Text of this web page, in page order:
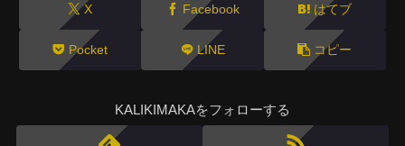
X Facebook はてブ
Pocket LINE コピー
KALIKIMAKAをフォローする